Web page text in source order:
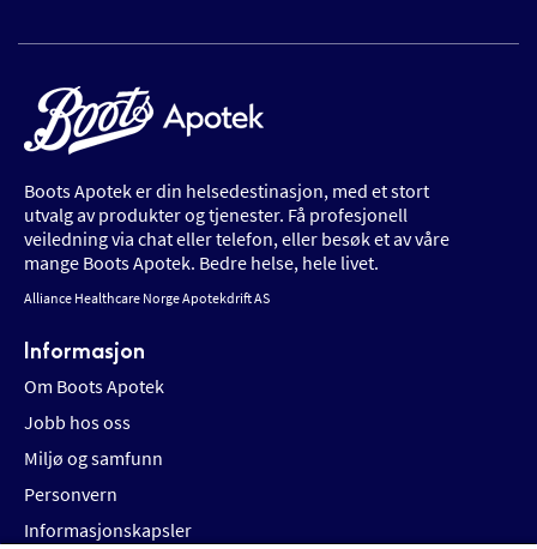
Boots Apotek er din helsedestinasjon, med et stort
utvalg av produkter og tjenester. Få profesjonell
veiledning via chat eller telefon, eller besøk et av våre
mange Boots Apotek. Bedre helse, hele livet.
Alliance Healthcare Norge Apotekdrift AS
Informasjon
Om Boots Apotek
Jobb hos oss
Miljø og samfunn
Personvern
Informasjonskapsler